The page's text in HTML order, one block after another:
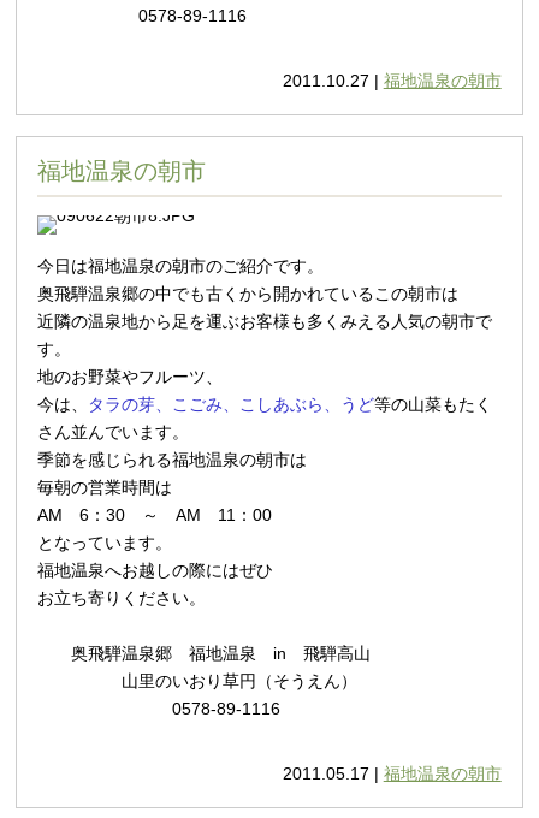
0578-89-1116
2011.10.27 | 福地温泉の朝市
福地温泉の朝市
今日は福地温泉の朝市のご紹介です。
奥飛騨温泉郷の中でも古くから開かれているこの朝市は
近隣の温泉地から足を運ぶお客様も多くみえる人気の朝市で
す。
地のお野菜やフルーツ、
今は、
タラの芽、こごみ、こしあぶら、うど等の山菜もたく
さん並んでいます。
季節を感じられる福地温泉の朝市は
毎朝の営業時間は
AM 6：30 ～ AM 11：00
となっています。
福地温泉へお越しの際にはぜひ
お立ち寄りください。
奥飛騨温泉郷 福地温泉 in 飛騨高山
山里のいおり草円（そうえん）
0578-89-1116
2011.05.17 | 福地温泉の朝市